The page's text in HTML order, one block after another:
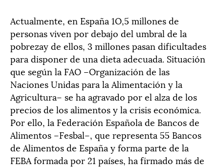
Actualmente, en España 1O,5 millones de
personas viven por debajo del umbral de la
pobrezay de ellos, 3 millones pasan dificultades
para disponer de una dieta adecuada. Situación
que según la FAO –Organización de las
Naciones Unidas para la Alimentación y la
Agricultura– se ha agravado por el alza de los
precios de los alimentos y la crisis económica.
Por ello, la Federación Española de Bancos de
Alimentos –Fesbal–, que representa 55 Bancos
de Alimentos de España y forma parte de la
FEBA formada por 21 países, ha firmado más de